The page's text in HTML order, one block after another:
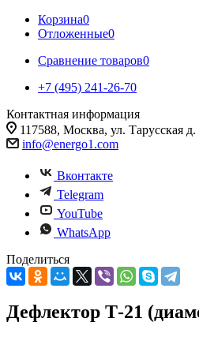
Корзина0
Отложенные0
Сравнение товаров0
+7 (495) 241-26-70
Контактная информация
117588, Москва, ул. Тарусская
info@energo1.com
Вконтакте
Telegram
YouTube
WhatsApp
Поделиться
Дефлектор Т-21